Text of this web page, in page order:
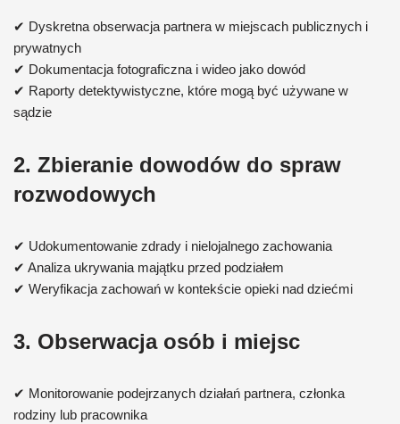
✔ Dyskretna obserwacja partnera w miejscach publicznych i
prywatnych
✔ Dokumentacja fotograficzna i wideo jako dowód
✔ Raporty detektywistyczne, które mogą być używane w
sądzie
2. Zbieranie dowodów do spraw
rozwodowych
✔ Udokumentowanie zdrady i nielojalnego zachowania
✔ Analiza ukrywania majątku przed podziałem
✔ Weryfikacja zachowań w kontekście opieki nad dziećmi
3. Obserwacja osób i miejsc
✔ Monitorowanie podejrzanych działań partnera, członka
rodziny lub pracownika